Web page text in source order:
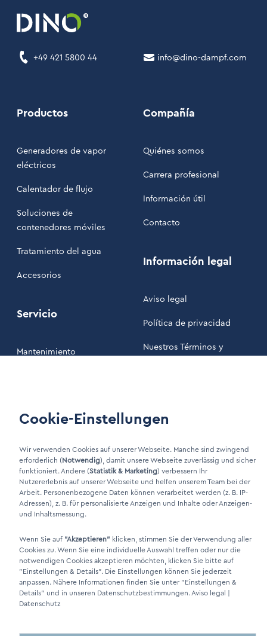
+49 421 5800 44 info@dino-dampf.com
Productos
Generadores de vapor
eléctricos
Calentador de flujo
Soluciones de
contenedores móviles
Tratamiento del agua
Accesorios
Servicio
Mantenimiento
Compañía
Quiénes somos
Carrera profesional
Información útil
Contacto
Información legal
Aviso legal
Política de privacidad
Nuestros Términos y
LinkIn Link
DINO Dampferzeuger GmbH - Generadores de vapor eléctricos
"Made in Germany" 2026
Cookie-Einstellungen
Wir verwenden Cookies auf unserer Webseite. Manche sind zwingend
erforderlich (Notwendig), damit unsere Webseite zuverlässig und sicher
funktioniert. Andere (Statistik & Marketing) verbessern Ihr
Nutzererlebnis auf unserer Webseite und helfen unserem Team bei der
Arbeit. Personenbezogene Daten können verarbeitet werden (z. B. IP-
Adressen), z. B. für personalisierte Anzeigen und Inhalte oder Anzeigen-
und Inhaltsmessung.
Wenn Sie auf "Akzeptieren" klicken, stimmen Sie der Verwendung aller
Cookies zu. Wenn Sie eine individuelle Auswahl treffen oder nur die
notwendigen Cookies akzeptieren möchten, klicken Sie bitte auf
"Einstellungen & Details". Die Einstellungen können Sie jederzeit
anpassen. Nähere Informationen finden Sie unter "Einstellungen &
Details" und in unseren Datenschutzbestimmungen.Aviso legal |
Datenschutz